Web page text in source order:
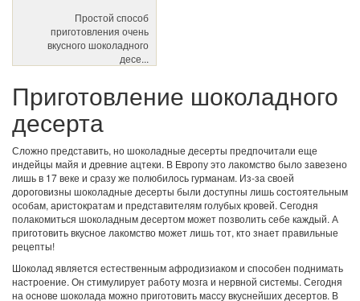
Простой способ
приготовления очень
вкусного шоколадного
десе...
Приготовление шоколадного
десерта
Сложно представить, но шоколадные десерты предпочитали еще
индейцы майя и древние ацтеки. В Европу это лакомство было завезено
лишь в 17 веке и сразу же полюбилось гурманам. Из-за своей
дороговизны шоколадные десерты были доступны лишь состоятельным
особам, аристократам и представителям голубых кровей. Сегодня
полакомиться шоколадным десертом может позволить себе каждый. А
приготовить вкусное лакомство может лишь тот, кто знает правильные
рецепты!
Шоколад является естественным афродизиаком и способен поднимать
настроение. Он стимулирует работу мозга и нервной системы. Сегодня
на основе шоколада можно приготовить массу вкуснейших десертов. В